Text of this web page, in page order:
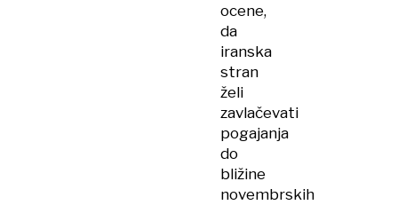
ocene,
da
iranska
stran
želi
zavlačevati
pogajanja
do
bližine
novembrskih